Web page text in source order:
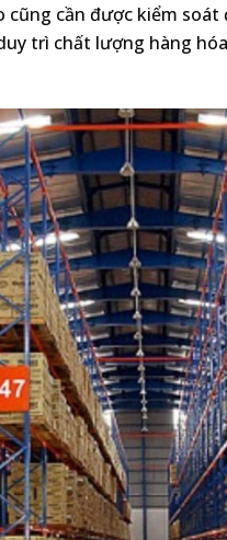
cần được kiểm
trì chất lượng hàng